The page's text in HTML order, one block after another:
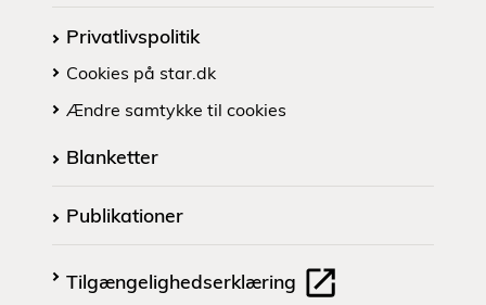
Privatlivspolitik
Cookies på star.dk
Ændre samtykke til cookies
Blanketter
Publikationer
Tilgængelighedserklæring